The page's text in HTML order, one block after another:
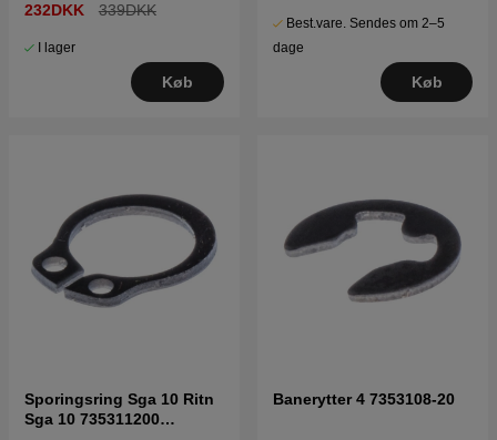
232DKK 339DKK
I lager
Køb
Best.vare. Sendes om 2–5
dage
Køb
Sporingsring Sga 10 Ritn
Sga 10 735311200
Banerytter 4 7353108-20